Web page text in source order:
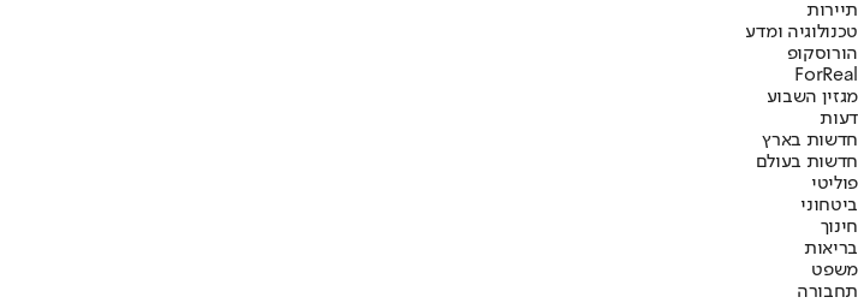
תיירות
טכנולוגיה ומדע
הורוסקופ
ForReal
מגזין השבוע
דעות
חדשות בארץ
חדשות בעולם
פוליטי
ביטחוני
חינוך
בריאות
משפט
תחבורה